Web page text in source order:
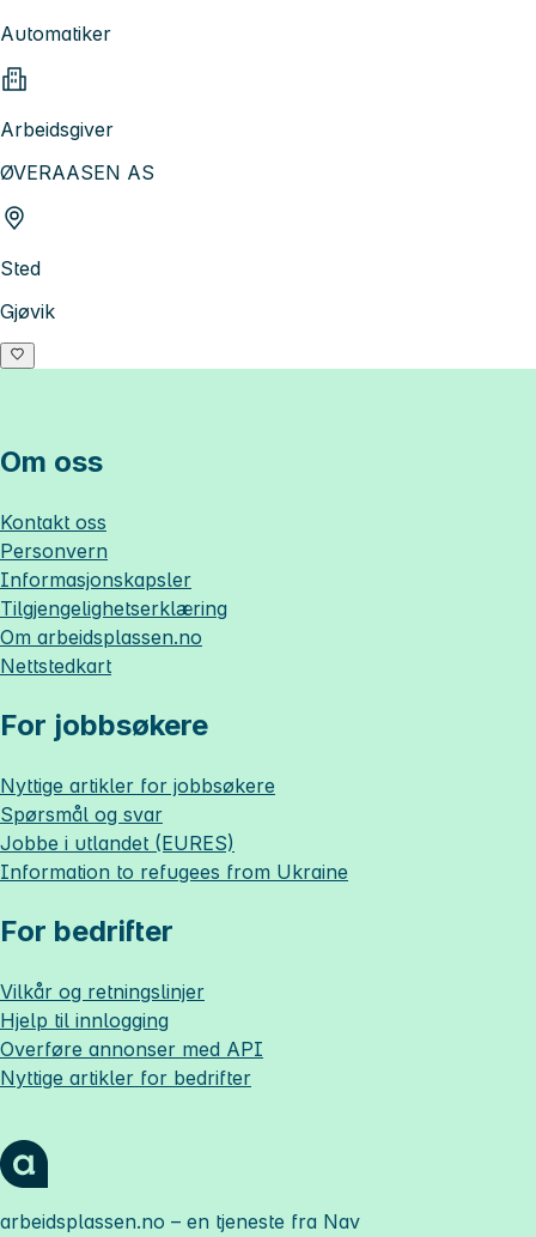
Automatiker
Arbeidsgiver
ØVERAASEN AS
Sted
Gjøvik
Om oss
Kontakt oss
Personvern
Informasjonskapsler
Tilgjengelighetserklæring
Om arbeidsplassen.no
Nettstedkart
For jobbsøkere
Nyttige artikler for jobbsøkere
Spørsmål og svar
Jobbe i utlandet (EURES)
Information to refugees from Ukraine
For bedrifter
Vilkår og retningslinjer
Hjelp til innlogging
Overføre annonser med API
Nyttige artikler for bedrifter
arbeidsplassen.no – en tjeneste fra Nav